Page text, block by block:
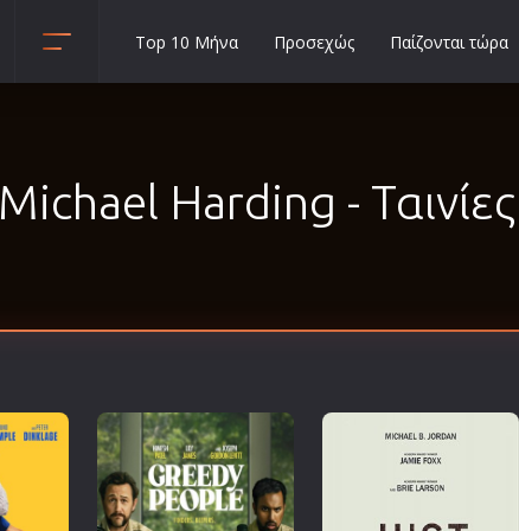
Αισθηματικές
Αισθησιακές
Βιογραφίες
Δράσης
Ελληνικός Κινηματογράφος
Επιβίωσης
Μικρού Μήκους
Μιούζικαλ
Νεανικές
Παιδικές
Top 10 Μήνα Προσεχώς Παίζονται τώρα
Michael Harding - Ταινίες